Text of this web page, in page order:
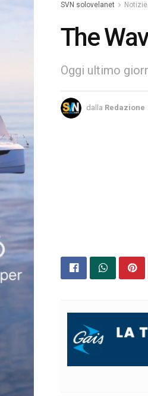
SVN solovelanet Notizie
The
Oggi ultimo
dalla Redazione